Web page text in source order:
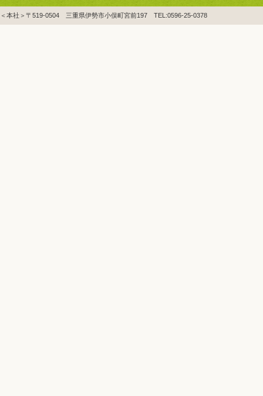
＜本社＞〒519-0504 三重県伊勢市小俣町宮前197 TEL:0596-25-0378